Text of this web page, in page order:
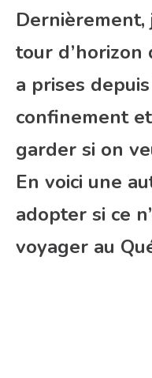
Dernièrement,
tour d’horizon
a prises
confinement
garder si on
En voici une
adopter si ce
voyager au